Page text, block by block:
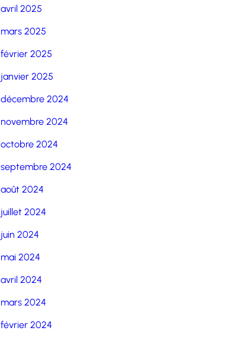
avril 2025
mars 2025
février 2025
janvier 2025
décembre 2024
novembre 2024
octobre 2024
septembre 2024
août 2024
juillet 2024
juin 2024
mai 2024
avril 2024
mars 2024
février 2024